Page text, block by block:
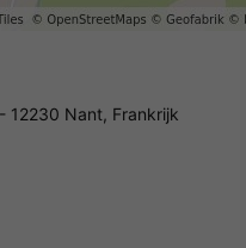
12230 Nant, Frankrijk